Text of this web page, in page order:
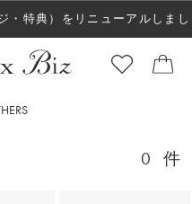
・特典）をリニューアルしまし
0 件